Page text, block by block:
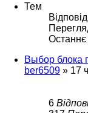
Тем
Останнє
Выбор блока
ber6509 » 17
6